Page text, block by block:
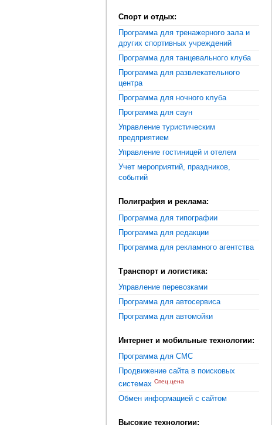
Спорт и отдых:
Программа для тренажерного зала и
других спортивных учреждений
Программа для танцевального клуба
Программа для развлекательного
центра
Программа для ночного клуба
Программа для саун
Управление туристическим
предприятием
Управление гостиницей и отелем
Учет мероприятий, праздников,
событий
Полиграфия и реклама:
Программа для типографии
Программа для редакции
Программа для рекламного агентства
Транспорт и логистика:
Управление перевозками
Программа для автосервиса
Программа для автомойки
Интернет и мобильные технологии:
Программа для СМС
Продвижение сайта в поисковых
системах Спец.цена
Обмен информацией с сайтом
Высокие технологии: